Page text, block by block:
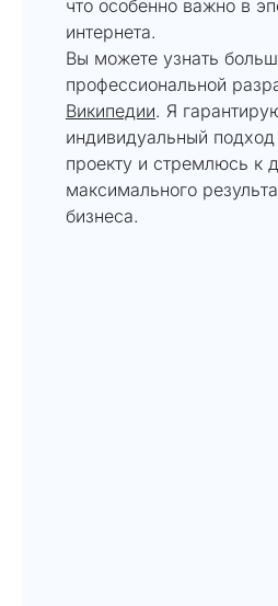
что особенно важно в
интернета.
Вы можете узнать
профессиональной
Википедии. Я
индивидуальный
проекту и стремлюсь к
максимального
бизнеса.